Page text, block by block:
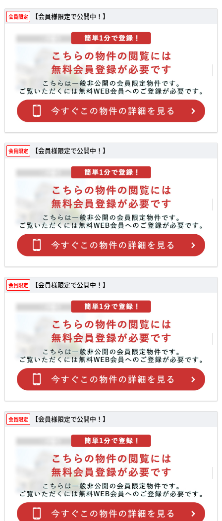
会員限定 【会員様限定で公開中！】
会員限定 【会員様限定で公開中！】
会員限定 【会員様限定で公開中！】
会員限定 【会員様限定で公開中！】